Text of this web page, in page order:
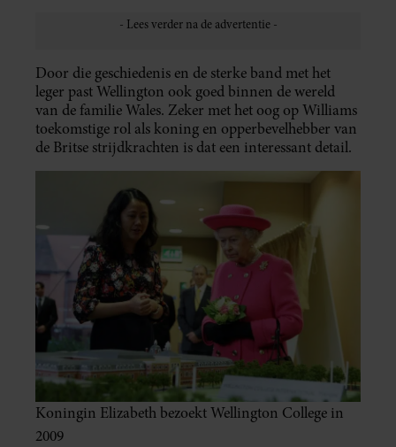
Door die geschiedenis en de sterke band met het
leger past Wellington ook goed binnen de wereld
van de familie Wales. Zeker met het oog op Williams
toekomstige rol als koning en opperbevelhebber van
de Britse strijdkrachten is dat een interessant detail.
Koningin Elizabeth bezoekt Wellington College in
2009